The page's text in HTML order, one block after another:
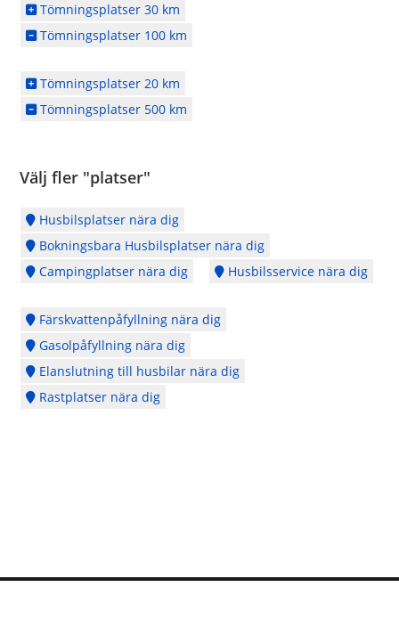
Tömningsplatser 30 km
Tömningsplatser 100 km
Tömningsplatser 20 km
Tömningsplatser 500 km
Välj fler "platser"
Husbilsplatser nära dig
Bokningsbara Husbilsplatser nära dig
Campingplatser nära dig
Husbilsservice nära dig
Färskvattenpåfyllning nära dig
Gasolpåfyllning nära dig
Elanslutning till husbilar nära dig
Rastplatser nära dig